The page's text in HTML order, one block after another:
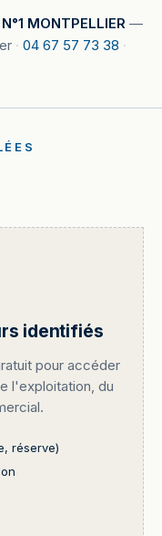
MONTPELLIER —
· 04 67 57 73 38 ·
identifiés
pour accéder
l'exploitation, du
réserve)